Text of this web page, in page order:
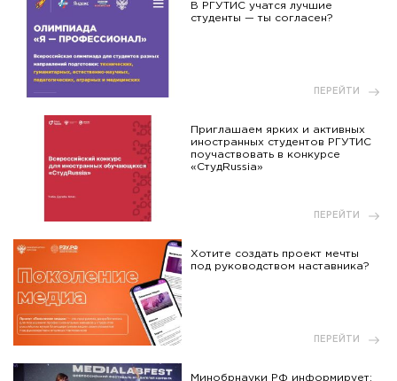
В РГУТИС учатся лучшие
студенты — ты согласен?
ПЕРЕЙТИ
Приглашаем ярких и активных
иностранных студентов РГУТИС
поучаствовать в конкурсе
«СтудRussia»
ПЕРЕЙТИ
Хотите создать проект мечты
под руководством наставника?
ПЕРЕЙТИ
Минобрнауки РФ информирует: